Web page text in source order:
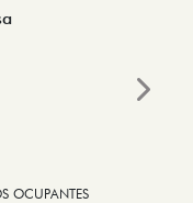
OCUPANTES
Next